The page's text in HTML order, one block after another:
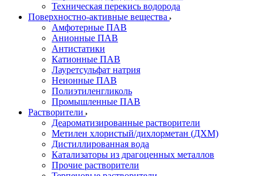
Техническая перекись водорода
Поверхностно-активные вещества
Амфотерные ПАВ
Анионные ПАВ
Антистатики
Катионные ПАВ
Лауретсульфат натрия
Неионные ПАВ
Полиэтиленгликоль
Промышленные ПАВ
Растворители
Деароматизированные растворители
Метилен хлористый/дихлорметан (ДХМ)
Дистиллированная вода
Катализаторы из драгоценных металлов
Прочие растворители